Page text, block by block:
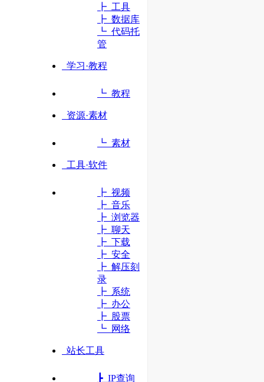
┣ 工具
┣ 数据库
┗ 代码托
管
学习·教程
┗ 教程
资源·素材
┗ 素材
工具·软件
┣ 视频
┣ 音乐
┣ 浏览器
┣ 聊天
┣ 下载
┣ 安全
┣ 解压刻
录
┣ 系统
┣ 办公
┣ 股票
┗ 网络
站长工具
┣ IP查询